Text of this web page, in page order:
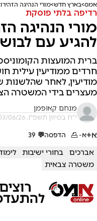
אמס בארץ חדש מורי הנהיגה
רדיפה בלתי פוסקת
מורי הנהיגה
להגיע עם
ברית המועצות
חרדים ממודיעין עילית
מודיעין, לאחר שהלשנות
מעצרים בידי המשטרה
מנחם קאופמן
י"ח בסיוון תשפ"ו, 03/06/26 12:13
א+א- הדפסה💬
39
אברכים בחורי ישיבות
משטרה צבאית